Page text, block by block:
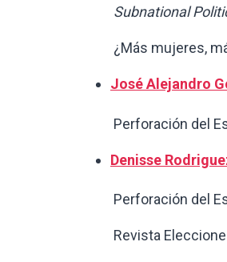
Subnational
¿Más mujeres, más
José Alejandro
Perforación del
Denisse
Perforación del
Revista Elecciones